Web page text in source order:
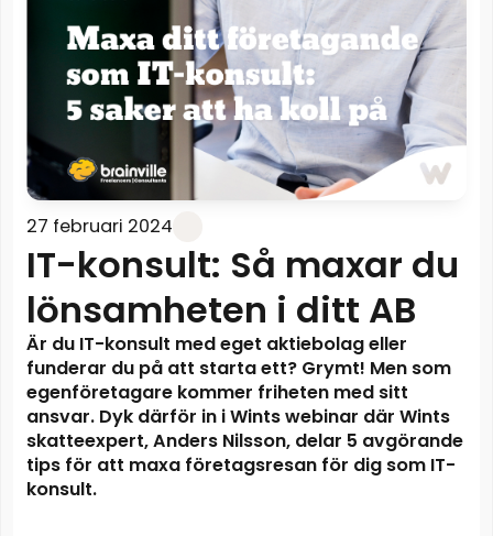
27 februari 2024
IT-konsult: Så maxar du
lönsamheten i ditt AB
Är du IT-konsult med eget aktiebolag eller
funderar du på att starta ett? Grymt! Men som
egenföretagare kommer friheten med sitt
ansvar. Dyk därför in i Wints webinar där Wints
skatteexpert, Anders Nilsson, delar 5 avgörande
tips för att maxa företagsresan för dig som IT-
konsult.